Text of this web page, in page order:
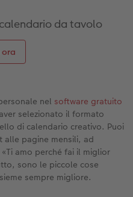
da tavolo
ora
nel software gratuito
selezionato il formato
di calendario creativo. Puoi
pagine mensili, ad
amo perché fai il miglior
sono le piccole cose
sempre migliore.